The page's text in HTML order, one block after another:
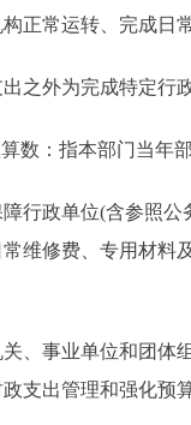
常运转、完成日
外为完成特定行
：指本部门当年部
政单位(含参照公
维修费、专用材料
事业单位和团体组
支出管理和强化预